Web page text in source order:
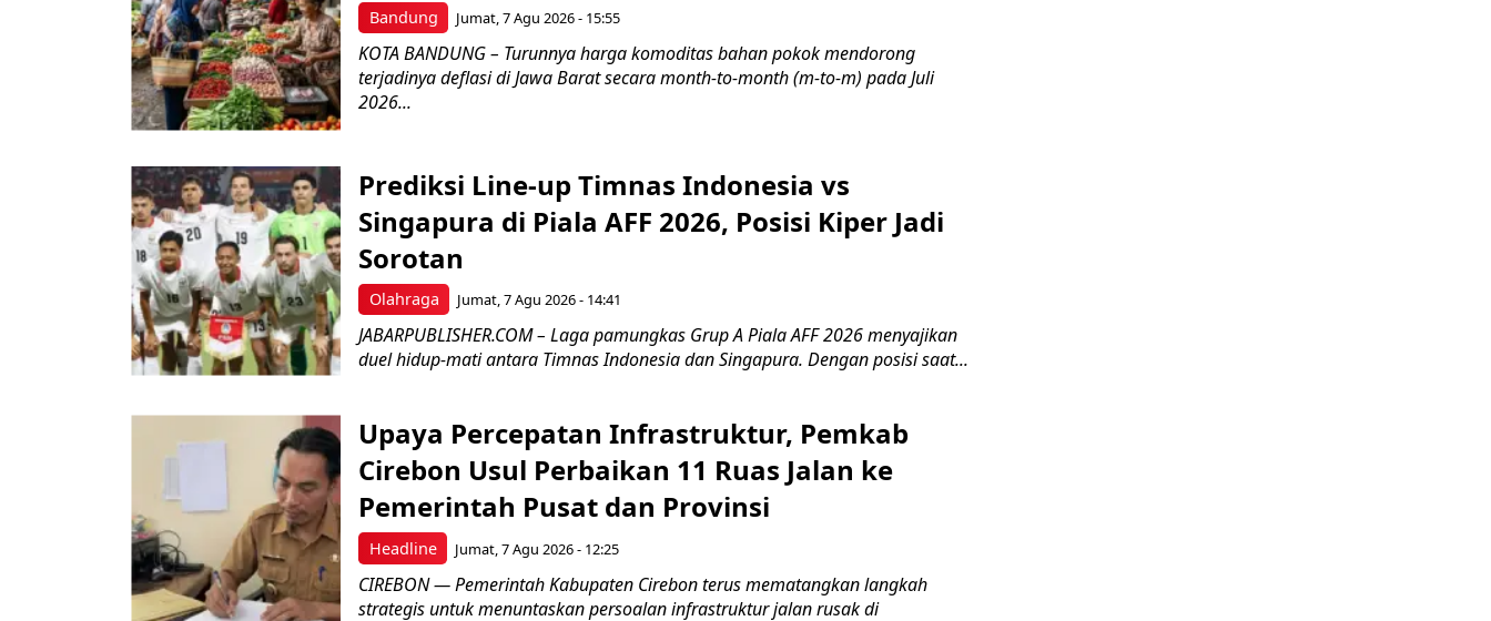
Bandung Jumat, 7 Agu 2026 - 15:55
KOTA BANDUNG – Turunnya harga komoditas bahan pokok mendorong
terjadinya deflasi di Jawa Barat secara month-to-month (m-to-m) pada Juli
2026...
Olahraga
Prediksi Line-up Timnas Indonesia vs
Singapura di Piala AFF 2026, Posisi Kiper Jadi
Sorotan
Jumat, 7 Agu 2026 - 14:41
JABARPUBLISHER.COM – Laga pamungkas Grup A Piala AFF 2026 menyajikan
duel hidup-mati antara Timnas Indonesia dan Singapura. Dengan posisi saat...
Headline
Upaya Percepatan Infrastruktur, Pemkab
Cirebon Usul Perbaikan 11 Ruas Jalan ke
Pemerintah Pusat dan Provinsi
Jumat, 7 Agu 2026 - 12:25
CIREBON — Pemerintah Kabupaten Cirebon terus mematangkan langkah
strategis untuk menuntaskan persoalan infrastruktur jalan rusak di